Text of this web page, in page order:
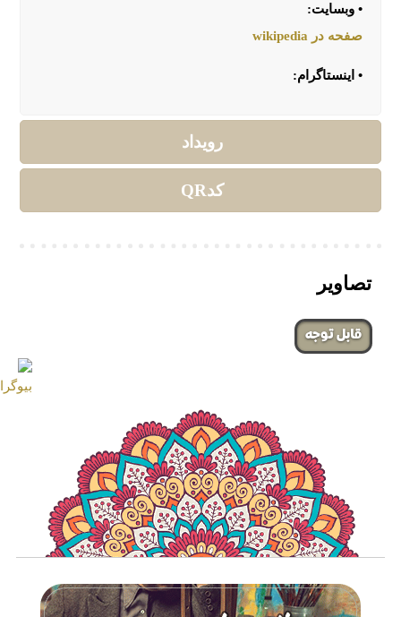
• وبسایت:
صفحه در wikipedia
• اینستاگرام:
رویداد
کدQR
تصاویر
‌قابل توجه